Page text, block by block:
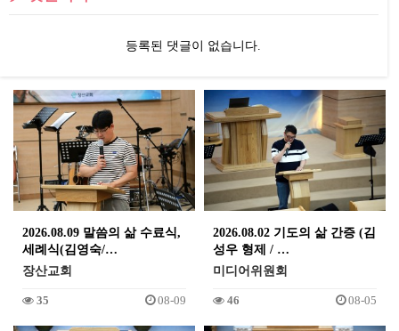
등록된 댓글이 없습니다.
2026.08.09 말씀의 삶 수료식,
세례식(김영숙/…
장산교회
35 08-09
2026.08.02 기도의 삶 간증 (김
성우 형제 / …
미디어위원회
46 08-05